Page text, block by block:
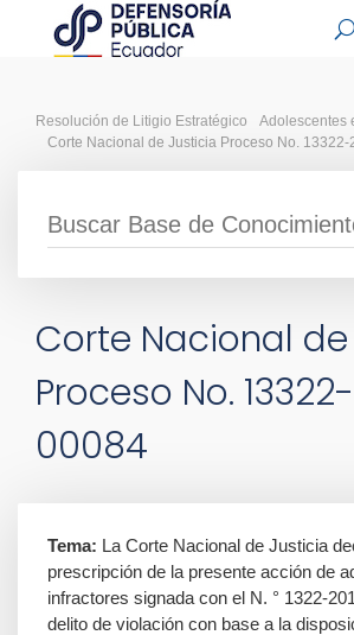
Resolución de Litigio Estratégico
Adolescentes
Corte Nacional de Justicia Proceso No.
Corte Nacional
Proceso No.
00084
Tema: La Corte Nacional de Justicia
prescripción de la presente acción de
infractores signada con el N. ° 1322-
delito de violación con base a la